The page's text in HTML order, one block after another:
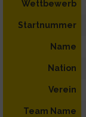
Wettbewerb
Startnummer
Name
Nation
Verein
Team Name